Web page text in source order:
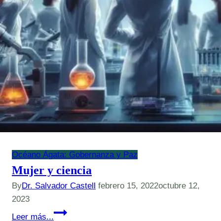
Océano Ágata: Gobernanza y Paz
Mujer y ciencia
ByDr. Salvador Castell febrero 15, 2022octubre 12,
2023
Leer más...
Mujer